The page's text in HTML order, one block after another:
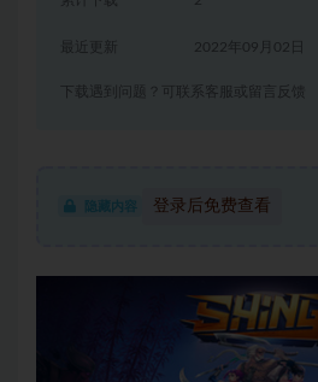
2022年09月02日
下载遇到问题？可联系客服或留言反馈
隐藏内容 登录后免费查看